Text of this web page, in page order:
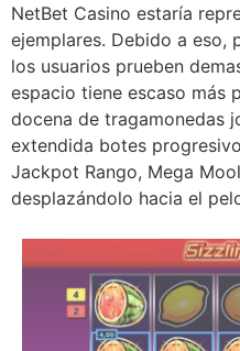
NetBet Casino estaría
ejemplares. Debido a eso,
los usuarios prueben
espacio tiene escaso más
docena de tragamonedas
extendida botes
Jackpot Rango, Mega
desplazándolo hacia el